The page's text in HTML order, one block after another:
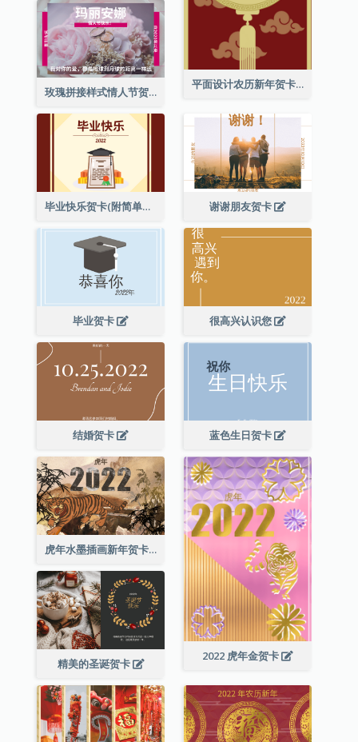
平面设计农历新年贺卡与装饰
玫瑰拼接样式情人节贺卡
毕业快乐贺卡(附简单配图) 谢谢朋友贺卡
毕业贺卡 很高兴认识您
结婚贺卡 蓝色生日贺卡
虎年水墨插画新年贺卡
2022 虎年金贺卡
精美的圣诞贺卡